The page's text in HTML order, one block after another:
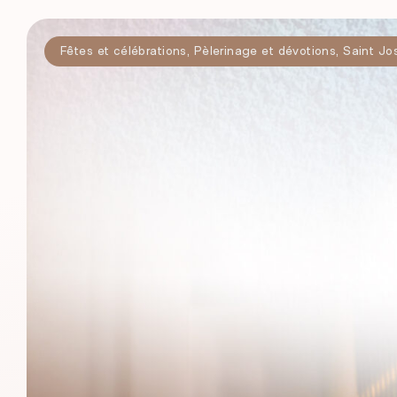
Fêtes et célébrations Pèlerinage et dévotions ,Saint